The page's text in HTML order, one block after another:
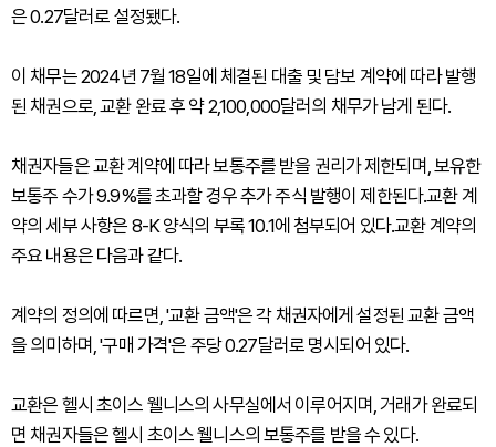
은 0.27달러로 설정됐다.
이 채무는 2024년 7월 18일에 체결된 대출 및 담보 계약에 따라 발행
된 채권으로, 교환 완료 후 약 2,100,000달러의 채무가 남게 된다.
채권자들은 교환 계약에 따라 보통주를 받을 권리가 제한되며, 보유한
보통주 수가 9.9%를 초과할 경우 추가 주식 발행이 제한된다.교환 계
약의 세부 사항은 8-K 양식의 부록 10.1에 첨부되어 있다.교환 계약의
주요 내용은 다음과 같다.
계약의 정의에 따르면, '교환 금액'은 각 채권자에게 설정된 교환 금액
을 의미하며, '구매 가격'은 주당 0.27달러로 명시되어 있다.
교환은 헬시 초이스 웰니스의 사무실에서 이루어지며, 거래가 완료되
면 채권자들은 헬시 초이스 웰니스의 보통주를 받을 수 있다.